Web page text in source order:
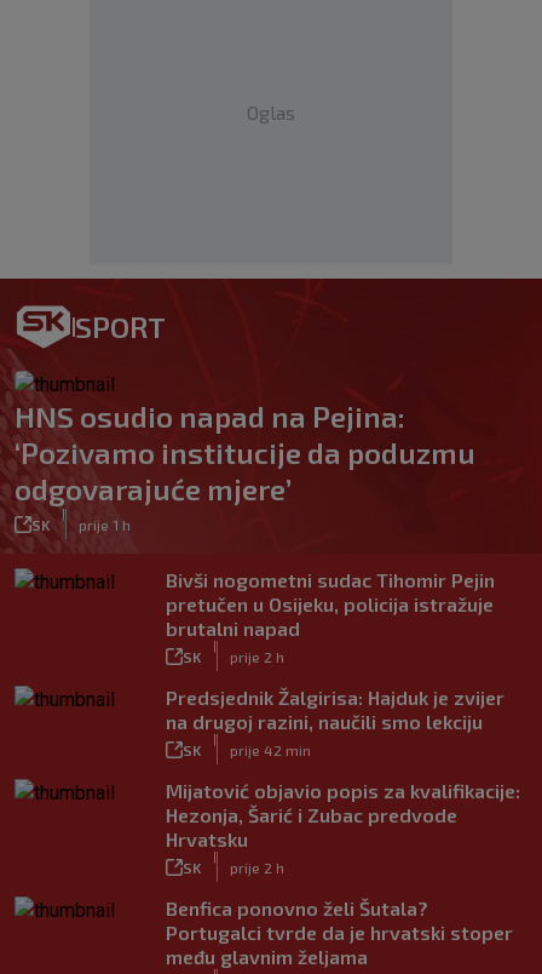
Oglas
SPORT
HNS osudio napad na Pejina:
‘Pozivamo institucije da poduzmu
odgovarajuće mjere’
SK prije 1 h
Bivši nogometni sudac Tihomir Pejin
pretučen u Osijeku, policija istražuje
brutalni napad
SK prije 2 h
Predsjednik Žalgirisa: Hajduk je zvijer
na drugoj razini, naučili smo lekciju
SK prije 42 min
Mijatović objavio popis za kvalifikacije:
Hezonja, Šarić i Zubac predvode
Hrvatsku
SK prije 2 h
Benfica ponovno želi Šutala?
Portugalci tvrde da je hrvatski stoper
među glavnim željama